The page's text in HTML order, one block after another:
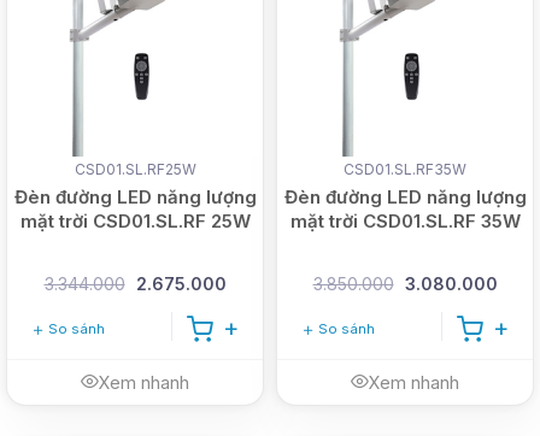
CSD01.SL.RF25W
Đèn đường LED năng lượng
mặt trời CSD01.SL.RF 25W
3.344.000 2.675.000
So sánh
Xem nhanh
CSD01.SL.RF35W
Đèn đường LED năng lượng
mặt trời CSD01.SL.RF 35W
3.850.000 3.080.000
So sánh
Xem nhanh